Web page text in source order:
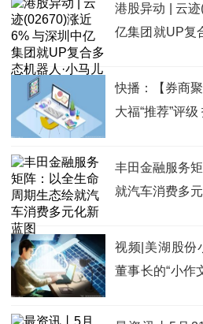
港股异动 | 云
亿集团就UP复
快播：【券商
大福“推荐”评
丰田金融服务
就汽车消费多
视频|美湖股份
董事长的“小作